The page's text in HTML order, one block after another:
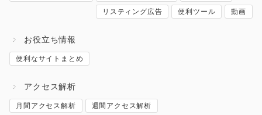
リスティング広告 便利ツール 動画
お役立ち情報
便利なサイトまとめ
アクセス解析
月間アクセス解析 週間アクセス解析